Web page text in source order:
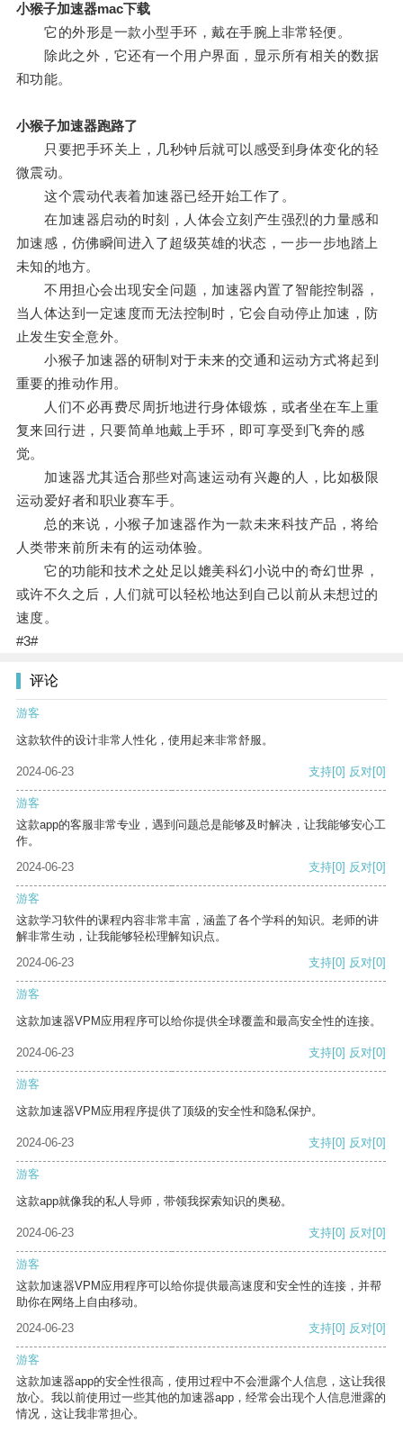
小猴子加速器mac下载
它的外形是一款小型手环，戴在手腕上非常轻便。
除此之外，它还有一个用户界面，显示所有相关的数据
和功能。
小猴子加速器跑路了
只要把手环关上，几秒钟后就可以感受到身体变化的轻
微震动。
这个震动代表着加速器已经开始工作了。
在加速器启动的时刻，人体会立刻产生强烈的力量感和
加速感，仿佛瞬间进入了超级英雄的状态，一步一步地踏上
未知的地方。
不用担心会出现安全问题，加速器内置了智能控制器，
当人体达到一定速度而无法控制时，它会自动停止加速，防
止发生安全意外。
小猴子加速器的研制对于未来的交通和运动方式将起到
重要的推动作用。
人们不必再费尽周折地进行身体锻炼，或者坐在车上重
复来回行进，只要简单地戴上手环，即可享受到飞奔的感
觉。
加速器尤其适合那些对高速运动有兴趣的人，比如极限
运动爱好者和职业赛车手。
总的来说，小猴子加速器作为一款未来科技产品，将给
人类带来前所未有的运动体验。
它的功能和技术之处足以媲美科幻小说中的奇幻世界，
或许不久之后，人们就可以轻松地达到自己以前从未想过的
速度。
#3#
评论
游客
这款软件的设计非常人性化，使用起来非常舒服。
2024-06-23 支持[0] 反对[0]
游客
这款app的客服非常专业，遇到问题总是能够及时解决，让我能够安心工
作。
2024-06-23
支持[0] 反对[0]
游客
这款学习软件的课程内容非常丰富，涵盖了各个学科的知识。老师的讲
解非常生动，让我能够轻松理解知识点。
2024-06-23
支持[0] 反对[0]
游客
这款加速器VPM应用程序可以给你提供全球覆盖和最高安全性的连接。
2024-06-23 支持[0] 反对[0]
游客
这款加速器VPM应用程序提供了顶级的安全性和隐私保护。
2024-06-23 支持[0] 反对[0]
游客
这款app就像我的私人导师，带领我探索知识的奥秘。
2024-06-23 支持[0] 反对[0]
游客
这款加速器VPM应用程序可以给你提供最高速度和安全性的连接，并帮
助你在网络上自由移动。
2024-06-23
支持[0] 反对[0]
游客
这款加速器app的安全性很高，使用过程中不会泄露个人信息，这让我很
放心。我以前使用过一些其他的加速器app，经常会出现个人信息泄露的
情况，这让我非常担心。